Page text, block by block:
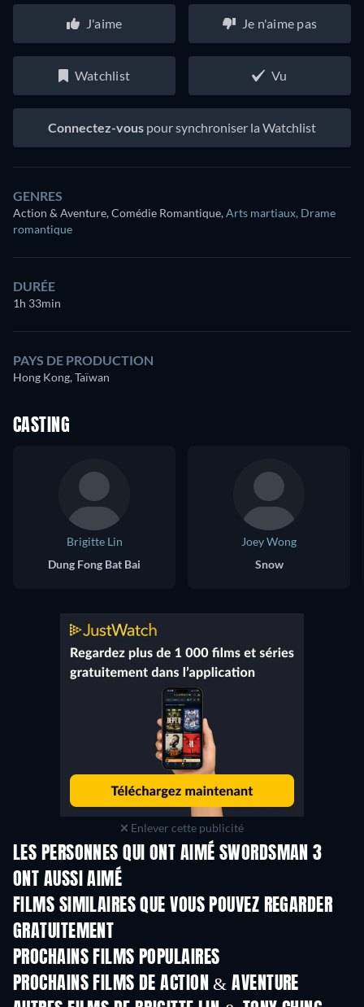
J'aime Je n'aime pas
Watchlist Vu
Connectez-vous pour synchroniser la Watchlist
GENRES
Action & Aventure, Comédie Romantique,Arts martiaux, Drame
romantique
DURÉE
1h 33min
PAYS DE PRODUCTION
Hong Kong, Taïwan
CASTING
Brigitte Lin
Dung Fong Bat Bai
Joey Wong
Snow
Enlever cette publicité
LES PERSONNES QUI ONT AIMÉ SWORDSMAN 3
ONT AUSSI AIMÉ
FILMS SIMILAIRES QUE VOUS POUVEZ REGARDER
GRATUITEMENT
PROCHAINS FILMS POPULAIRES
PROCHAINS FILMS DE ACTION & AVENTURE